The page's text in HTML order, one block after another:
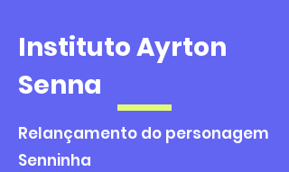
Instituto Ayrton
Senna
Relançamento do personagem
Senninha